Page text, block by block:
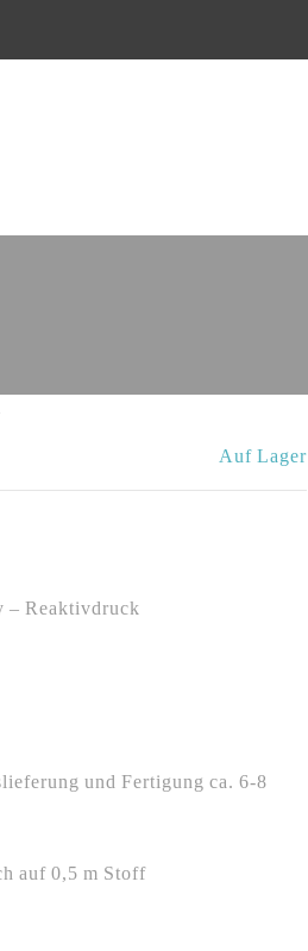
Auf Lager
– Reaktivdruck
und Fertigung ca. 6-8
auf 0,5 m Stoff